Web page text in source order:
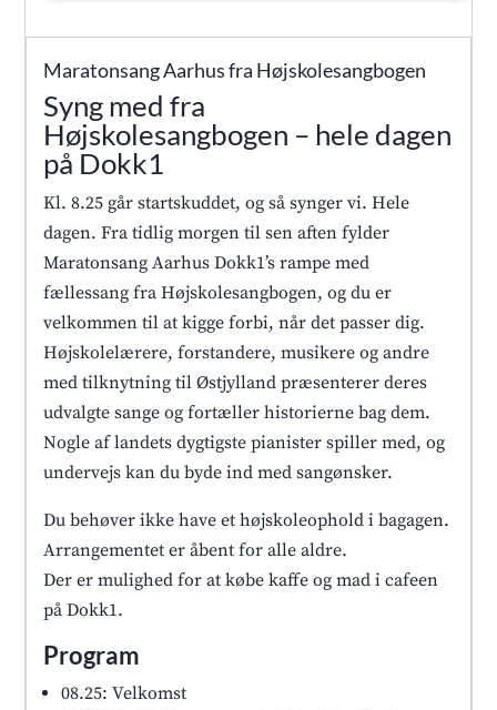
Maratonsang Aarhus fra Højskolesangbogen
Syng med fra
Højskolesangbogen – hele dagen
på Dokk1
Kl. 8.25 går startskuddet, og så synger vi. Hele
dagen. Fra tidlig morgen til sen aften fylder
Maratonsang Aarhus Dokk1’s rampe med
fællessang fra Højskolesangbogen, og du er
velkommen til at kigge forbi, når det passer dig.
Højskolelærere, forstandere, musikere og andre
med tilknytning til Østjylland præsenterer deres
udvalgte sange og fortæller historierne bag dem.
Nogle af landets dygtigste pianister spiller med, og
undervejs kan du byde ind med sangønsker.
Du behøver ikke have et højskoleophold i bagagen.
Arrangementet er åbent for alle aldre.
Der er mulighed for at købe kaffe og mad i cafeen
på Dokk1.
Program
08.25: Velkomst